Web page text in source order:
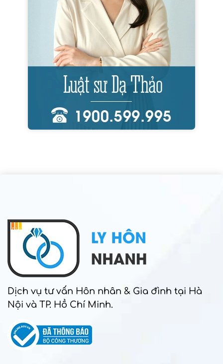
Dịch vụ tư vấn Hôn nhân & Gia đình tại Hà
Nội và TP. Hồ Chí Minh.